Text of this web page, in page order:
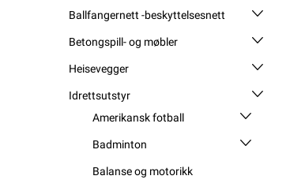
Ballfangernett -beskyttelsesnett
Betongspill- og møbler
Heisevegger
Idrettsutstyr
Amerikansk fotball
Badminton
Balanse og motorikk